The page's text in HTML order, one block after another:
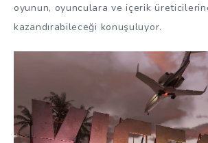
oyunun, oyunculara ve içerik
kazandırabileceği konuşuluyor.